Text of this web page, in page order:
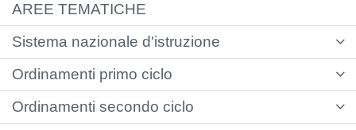
AREE TEMATICHE
Sistema nazionale d'istruzione
Ordinamenti primo ciclo
Ordinamenti secondo ciclo